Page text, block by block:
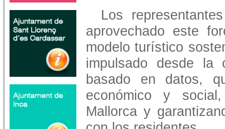
Los
aprovechado este
modelo turístico
impulsado desde la
basado en datos,
económico y
Mallorca y